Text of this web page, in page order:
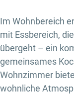
Im Wohnbereich
mit Essbereich,
übergeht – ein
gemeinsames
Wohnzimmer
wohnliche